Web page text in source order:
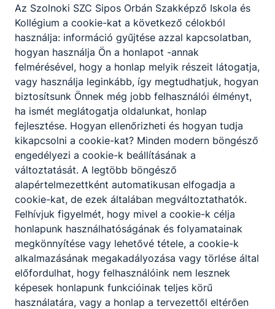
Fa- és bútoripar
Asztalos
KKK PTT
Turizmus-vendéglátás
Cukrász
KKK PTT
Szakács
KKK PTT
Az Szolnoki SZC Sipos Orbán Szakképző Iskola és
Kollégium a cookie-kat a következő célokból
használja: információ gyűjtése azzal kapcsolatban,
hogyan használja Ön a honlapot -annak
felmérésével, hogy a honlap melyik részeit látogatja,
vagy használja leginkább, így megtudhatjuk, hogyan
biztosítsunk Önnek még jobb felhasználói élményt,
ha ismét meglátogatja oldalunkat, honlap
fejlesztése. Hogyan ellenőrizheti és hogyan tudja
kikapcsolni a cookie-kat? Minden modern böngésző
engedélyezi a cookie-k beállításának a
változtatását. A legtöbb böngésző
alapértelmezettként automatikusan elfogadja a
cookie-kat, de ezek általában megváltoztathatók.
Felhívjuk figyelmét, hogy mivel a cookie-k célja
honlapunk használhatóságának és folyamatainak
megkönnyítése vagy lehetővé tétele, a cookie-k
alkalmazásának megakadályozása vagy törlése által
előfordulhat, hogy felhasználóink nem lesznek
képesek honlapunk funkcióinak teljes körű
használatára, vagy a honlap a tervezettől eltérően